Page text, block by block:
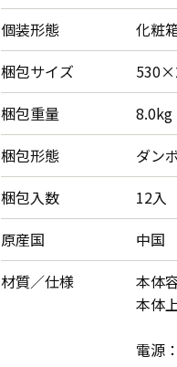
個装形態
化粧
梱包サイズ
梱包重量
8.0kg
梱包形態
ダン
梱包入数
12入
原産国
中国
材質／仕様
本体
本体
電源